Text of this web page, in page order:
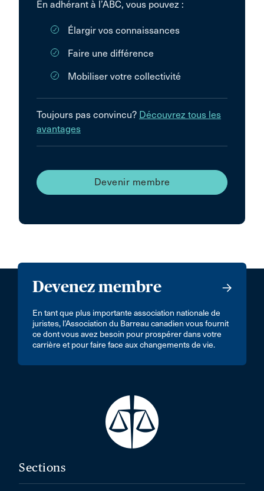
En adhérant à l’ABC, vous pouvez :
Élargir vos connaissances
Faire une différence
Mobiliser votre collectivité
Toujours pas convincu? Découvrez tous les
avantages
Devenir membre
Devenez membre
En tant que plus importante association nationale de
juristes, l’Association du Barreau canadien vous fournit
ce dont vous avez besoin pour prospérer dans votre
carrière et pour faire face aux changements de vie.
Sections